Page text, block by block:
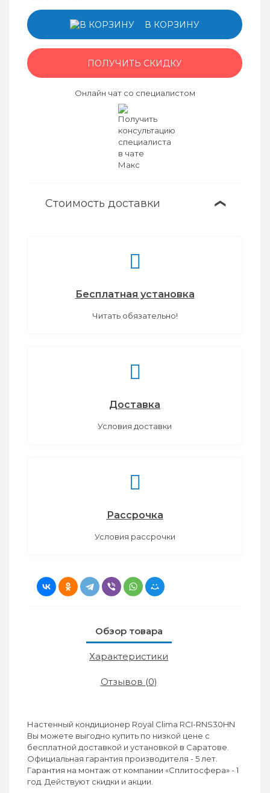
В КОРЗИНУ
ПОЛУЧИТЬ СКИДКУ
Онлайн чат со специалистом
Стоимость доставки ❯
Бесплатная установка
Читать обязательно!
Доставка
Условия доставки
Рассрочка
Условия рассрочки
Обзор товара
Характеристики
Отзывов (0)
Настенный кондиционер Royal Clima RCI-RNS30HN
Вы можете выгодно купить по низкой цене с
бесплатной доставкой и установкой в Саратове.
Официальная гарантия производителя - 5 лет.
Гарантия на монтаж от компании «Сплитосфера» - 1
год. Действуют скидки и акции.